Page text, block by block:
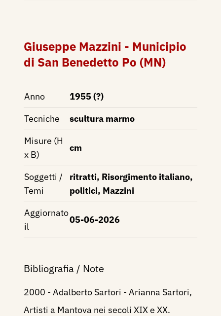
Giuseppe Mazzini - Municipio
di San Benedetto Po (MN)
Anno
1955 (?)
Tecniche
scultura marmo
Misure (H
x B)
cm
Soggetti /
Temi
ritratti, Risorgimento italiano,
politici, Mazzini
Aggiornato
il
05-06-2026
Bibliografia / Note
2000 - Adalberto Sartori - Arianna Sartori,
Artisti a Mantova nei secoli XIX e XX.